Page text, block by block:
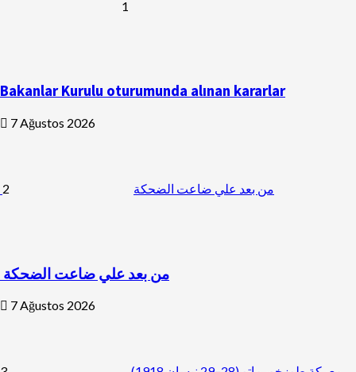
1
Bakanlar Kurulu oturumunda alınan kararlar
7 Ağustos 2026
من بعد علي ضاعت الضحكة 2
من بعد علي ضاعت الضحكة
7 Ağustos 2026